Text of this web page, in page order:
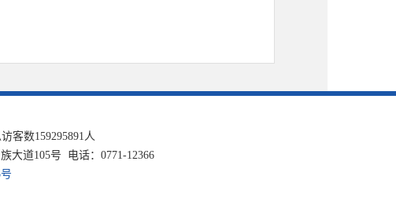
客数159295891人
大道105号 电话：0771-12366